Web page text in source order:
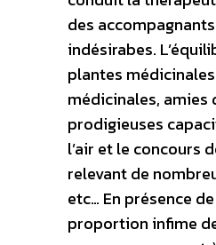
des
indésirabes.
plantes
médicinales, amies
prodigieuses
l’air et le concours
relevant de
etc… En présence
proportion infime